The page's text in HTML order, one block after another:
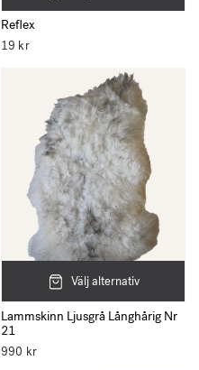
Reflex
19 kr
Välj alternativ
Lammskinn Ljusgrå Långhårig Nr
21
990 kr